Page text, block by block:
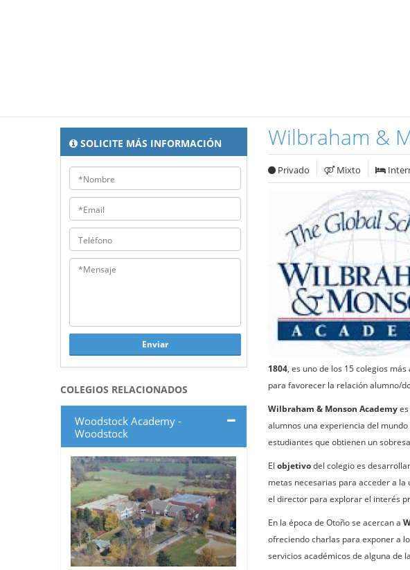
Wilbraham &
Privado Mixto
1804, es uno de los 15 colegios
para favorecer la relación alumno/
Wilbraham & Monson Academy
alumnos una experiencia del
estudiantes que obtienen un
El objetivodel colegio es
metas necesarias para acceder a la
el director para explorar el interés
En la época de Otoño se acercan a
ofreciendo charlas para exponer a
servicios académicos de alguna de
SOLICITE MÁS INFORMACIÓN
Enviar
COLEGIOS RELACIONADOS
Woodstock Academy -
Woodstock